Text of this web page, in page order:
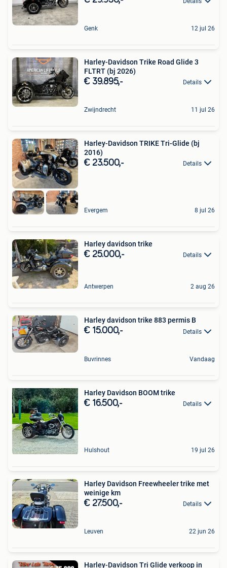
Genk 12 jul 26
Harley-Davidson Trike Road Glide 3
FLTRT (bj 2026)
€ 39.895,- Details
Zwijndrecht 11 jul 26
Harley-Davidson TRIKE Tri-Glide (bj
2016)
€ 23.500,- Details
Evergem 8 jul 26
Harley davidson trike
€ 25.000,- Details
Antwerpen 2 aug 26
Harley davidson trike 883 permis B
€ 15.000,- Details
Buvrinnes Vandaag
Harley Davidson BOOM trike
€ 16.500,- Details
Hulshout 19 jul 26
Harley Davidson Freewheeler trike met
weinige km
€ 27.500,- Details
Leuven 22 jun 26
Harley-Davidson Tri Glide verkoop in